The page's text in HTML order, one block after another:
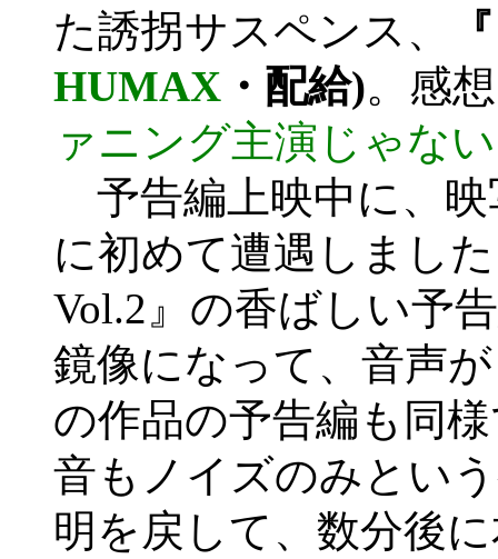
た誘拐サスペンス、
『
HUMAX ・配給)。感
ァニング主演じゃな
予告編上映中に、
に初めて遭遇しまし
Vol.2』の香ばしい予
鏡像になって、音声
の作品の予告編も同
音もノイズのみとい
明を戻して、数分後